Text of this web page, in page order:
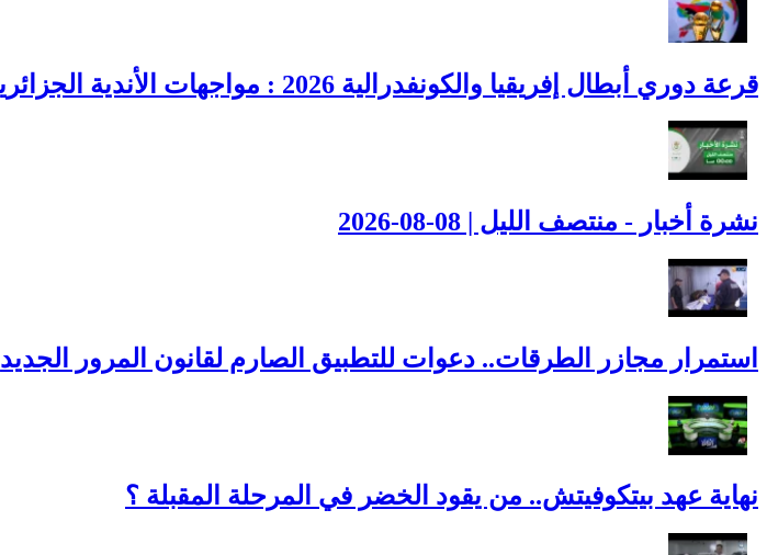
قرعة دوري أبطال إفريقيا والكونفدرالية 2026 : مواجهات الأندية الجزائرية رسميًا
نشرة أخبار - منتصف الليل | 08-08-2026
استمرار مجازر الطرقات.. دعوات للتطبيق الصارم لقانون المرور الجديد
نهاية عهد بيتكوفيتش.. من يقود الخضر في المرحلة المقبلة ؟